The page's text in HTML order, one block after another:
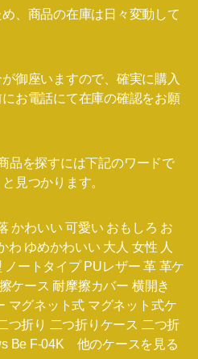
、商品の在庫は日々変動して
御座いますので、確実に購入
お電話にて在庫の確認をお願
品を探すには下記のワードで
見つかります。
かわいい 可愛い おもしろ お
わ ゆめかわいい 大人 女性 人
ートタイプ PUレザー 革 革ケ
ケース 耐摩擦カバー 横開き
マグネット式 マグネット式ケ
つ折り 二つ折りケース 二つ折
Be F-04K 他のケースを見る